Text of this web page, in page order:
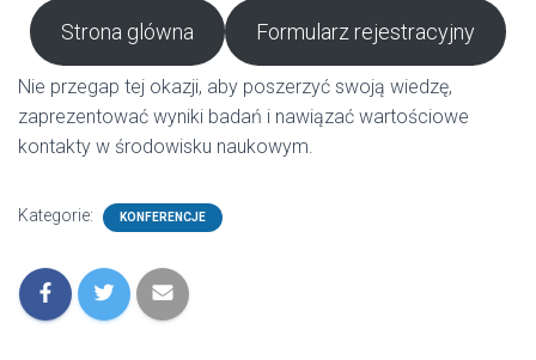
Strona glówna Formularz rejestracyjny
Nie przegap tej okazji, aby poszerzyć swoją wiedzę,
zaprezentować wyniki badań i nawiązać wartościowe
kontakty w środowisku naukowym.
Kategorie: KONFERENCJE